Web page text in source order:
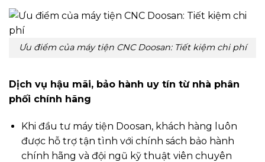
Ưu điểm của máy tiện CNC Doosan: Tiết kiệm chi phí
Dịch vụ hậu mãi, bảo hành uy tín từ nhà phân
phối chính hãng
Khi đầu tư máy tiện Doosan, khách hàng luôn
được hỗ trợ tận tình với chính sách bảo hành
chính hãng và đội ngũ kỹ thuật viên chuyên